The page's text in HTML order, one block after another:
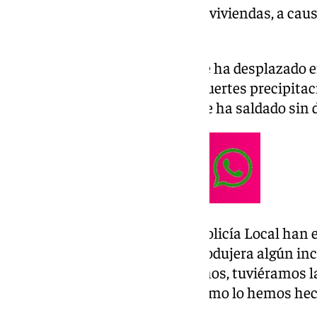
en la planta superior o en otras viviendas, a
La alcaldesa, Ángeles Muñoz, se ha
hasta la zona afectada por las fuertes
rápida intervención realizada se ha saldado
«Bomberos, Protección Civil y Policía Local
para que en el caso de que se produjera algún
donde se han desalojado a vecinos, tuviéramos
inmediata para poder actuar como lo hemos